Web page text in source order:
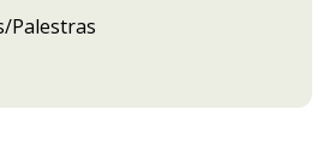
Palestras